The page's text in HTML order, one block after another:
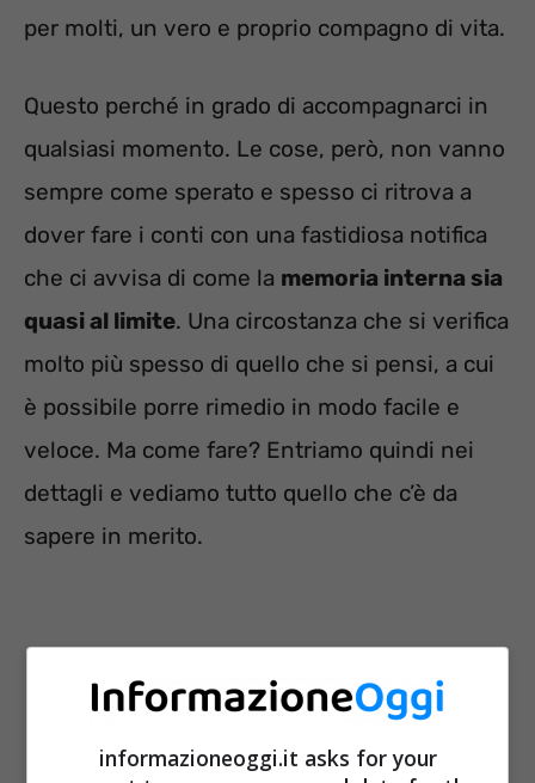
per molti, un vero e proprio compagno di vita.
Questo perché in grado di accompagnarci in
qualsiasi momento. Le cose, però, non vanno
sempre come sperato e spesso ci ritrova a
dover fare i conti con una fastidiosa notifica
che ci avvisa di come la memoria interna sia
quasi al limite. Una circostanza che si verifica
molto più spesso di quello che si pensi, a cui
è possibile porre rimedio in modo facile e
veloce. Ma come fare? Entriamo quindi nei
dettagli e vediamo tutto quello che c’è da
sapere in merito.
informazioneoggi.it asks for your